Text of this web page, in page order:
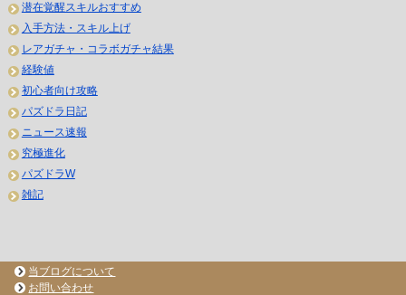
潜在覚醒スキルおすすめ
入手方法・スキル上げ
レアガチャ・コラボガチャ結果
経験値
初心者向け攻略
パズドラ日記
ニュース速報
究極進化
パズドラW
雑記
当ブログについて
お問い合わせ